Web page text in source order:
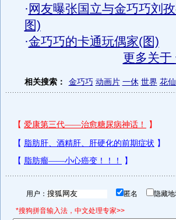
· 网友曝张国立与金巧巧刘
图)
·金巧巧的卡通玩偶家(图)
更多关于
相关搜索： 金巧巧 动画片 一休 世界 花
用户： 匿名 隐藏
*搜狗拼音输入法，中文处理专家>>